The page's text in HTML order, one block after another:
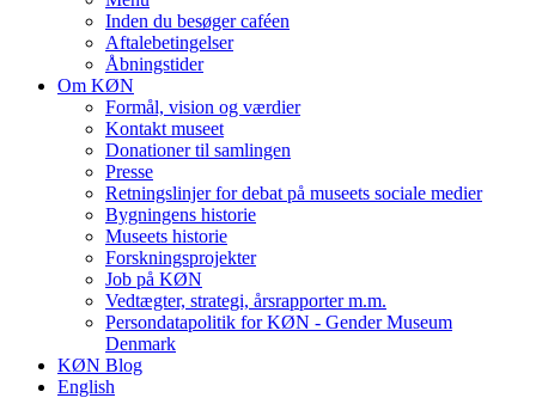
Inden du besøger caféen
Aftalebetingelser
Åbningstider
Om KØN
Formål, vision og værdier
Kontakt museet
Donationer til samlingen
Presse
Retningslinjer for debat på museets sociale medier
Bygningens historie
Museets historie
Forskningsprojekter
Job på KØN
Vedtægter, strategi, årsrapporter m.m.
Persondatapolitik for KØN - Gender Museum
Denmark
KØN Blog
English